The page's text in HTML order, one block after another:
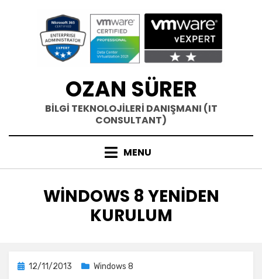
OZAN SÜRER
BİLGİ TEKNOLOJİLERİ DANIŞMANI (IT
CONSULTANT)
MENU
ETIKET
:
WINDOWS 8 YENIDEN
KURULUM
Posted
12/11/2013 Windows 8